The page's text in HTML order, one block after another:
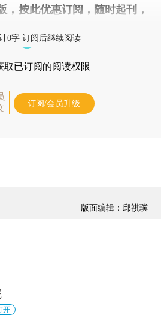
， 按此优惠订阅 ，随时起刊，
0字 订阅后继续阅读
取已订阅的阅读权限
订阅/会员升级
版面编辑：邱祺璞
开